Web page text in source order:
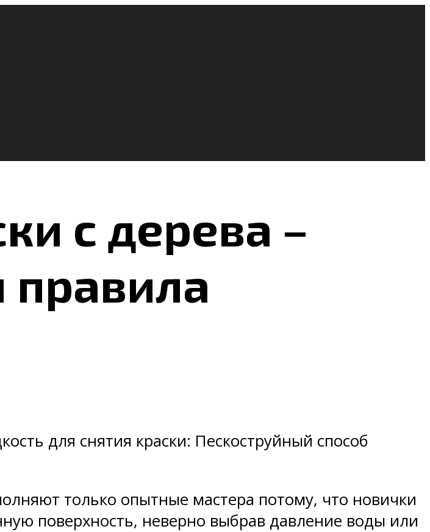
с дерева –
правила
для снятия краски: Пескоструйный способ
только опытные мастера потому, что новички
поверхность, неверно выбрав давление воды или